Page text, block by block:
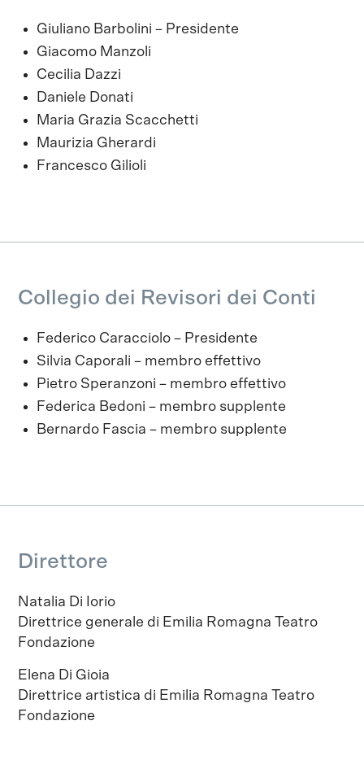
Giuliano Barbolini – Presidente
Giacomo Manzoli
Cecilia Dazzi
Daniele Donati
Maria Grazia Scacchetti
Maurizia Gherardi
Francesco Gilioli
Collegio dei Revisori dei Conti
Federico Caracciolo – Presidente
Silvia Caporali – membro effettivo
Pietro Speranzoni – membro effettivo
Federica Bedoni – membro supplente
Bernardo Fascia – membro supplente
Direttore
Natalia Di Iorio
Direttrice generale di Emilia Romagna Teatro
Fondazione
Elena Di Gioia
Direttrice artistica di Emilia Romagna Teatro
Fondazione